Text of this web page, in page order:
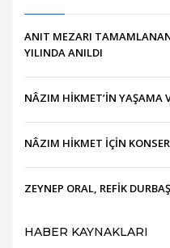
ANIT MEZARI
YILINDA ANILDI
NÂZIM HİKMET’İN YAŞAMA
NÂZIM HİKMET İÇİN KONSER
ZEYNEP ORAL, REFİK
HABER KAYNAKLARI